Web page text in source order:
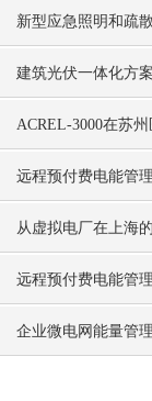
供配电工程电力监
与应用
新型应急照明和疏
轨道交通站的应用
建筑光伏一体化方案
ACREL-3000在苏
中的应用
远程预付费电能管
商务区五彩城项目
从虚拟电厂在上海
微电网数字化的意义
远程预付费电能管
民医院的应用
企业微电网能量管